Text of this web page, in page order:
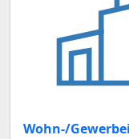
Wohn-/